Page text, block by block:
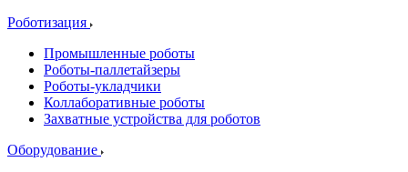
Роботизация
Промышленные роботы
Роботы-паллетайзеры
Роботы-укладчики
Коллаборативные роботы
Захватные устройства для роботов
Оборудование